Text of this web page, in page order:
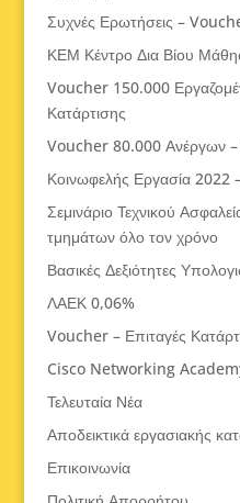
Συχνές Ερωτήσεις –
ΚΕΜ Κέντρο Δια Βίου
Voucher 150.000
Κατάρτισης
Voucher 80.000 Ανέργων –
Κοινωφελής Εργασία 2022
Σεμινάριο Τεχνικού
τμημάτων όλο τον χρόνο
Βασικές Δεξιότητες
ΛΑΕΚ 0,06%
Voucher – Επιταγές
Cisco Networking
Τελευταία Νέα
Αποδεικτικά εργασιακής
Επικοινωνία